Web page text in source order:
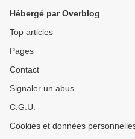
Hébergé par Overblog
Top articles
Pages
Contact
Signaler un abus
C.G.U.
Cookies et données